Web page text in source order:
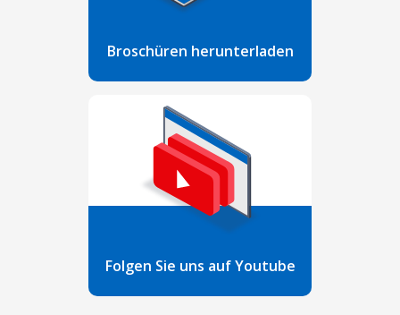
Folgen Sie uns auf Youtube
Broschüren herunterladen